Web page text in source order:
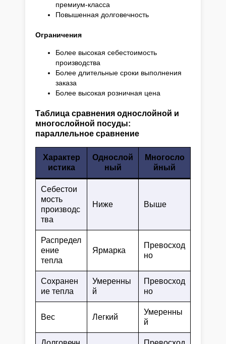
премиум-класса
Повышенная долговечность
Ограничения
Более высокая себестоимость
производства
Более длительные сроки выполнения
заказа
Более высокая розничная цена
Таблица сравнения однослойной и
многослойной посуды:
параллельное сравнение
Характер
истика
Однослой
ный
Многосло
йный
Себестои
мость
производс
тва
Ниже Выше
Распредел
ение
тепла
Ярмарка
Превосход
но
Сохранен
ие тепла
Умеренны
й
Превосход
но
Вес Легкий
Умеренны
й